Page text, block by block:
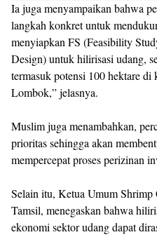
Ia juga menyampaikan bahwa
langkah konkret untuk
menyiapkan FS (Feasibility
Design) untuk hilirisasi udang,
termasuk potensi 100 hektare di
Lombok,” jelasnya.
Muslim juga menambahkan,
prioritas sehingga akan
mempercepat proses perizinan
Selain itu, Ketua Umum
Tamsil, menegaskan bahwa
ekonomi sektor udang dapat